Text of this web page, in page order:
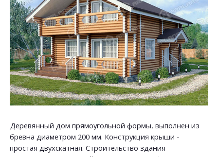
Деревянный дом прямоугольной формы, выполнен из
бревна диаметром 200 мм. Конструкция крыши -
простая двухскатная. Строительство здания